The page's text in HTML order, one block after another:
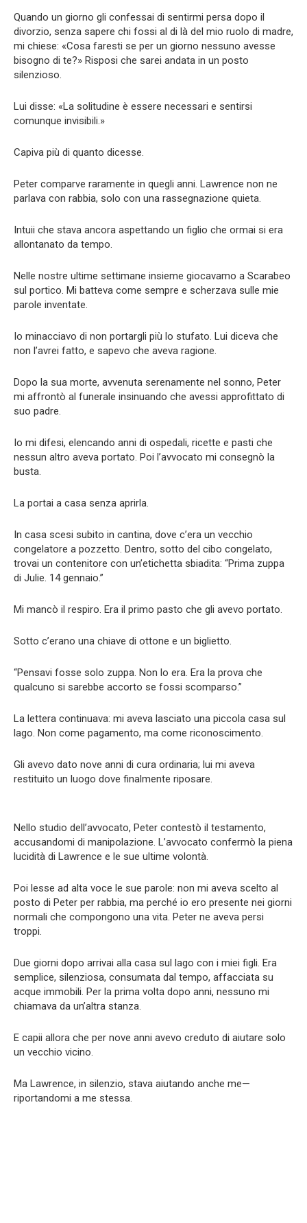
Quando un giorno gli confessai di sentirmi persa dopo il
divorzio, senza sapere chi fossi al di là del mio ruolo di madre,
mi chiese: «Cosa faresti se per un giorno nessuno avesse
bisogno di te?» Risposi che sarei andata in un posto
silenzioso.
Lui disse: «La solitudine è essere necessari e sentirsi
comunque invisibili.»
Capiva più di quanto dicesse.
Peter comparve raramente in quegli anni. Lawrence non ne
parlava con rabbia, solo con una rassegnazione quieta.
Intuii che stava ancora aspettando un figlio che ormai si era
allontanato da tempo.
Nelle nostre ultime settimane insieme giocavamo a Scarabeo
sul portico. Mi batteva come sempre e scherzava sulle mie
parole inventate.
Io minacciavo di non portargli più lo stufato. Lui diceva che
non l’avrei fatto, e sapevo che aveva ragione.
Dopo la sua morte, avvenuta serenamente nel sonno, Peter
mi affrontò al funerale insinuando che avessi approfittato di
suo padre.
Io mi difesi, elencando anni di ospedali, ricette e pasti che
nessun altro aveva portato. Poi l’avvocato mi consegnò la
busta.
La portai a casa senza aprirla.
In casa scesi subito in cantina, dove c’era un vecchio
congelatore a pozzetto. Dentro, sotto del cibo congelato,
trovai un contenitore con un’etichetta sbiadita: “Prima zuppa
di Julie. 14 gennaio.”
Mi mancò il respiro. Era il primo pasto che gli avevo portato.
Sotto c’erano una chiave di ottone e un biglietto.
“Pensavi fosse solo zuppa. Non lo era. Era la prova che
qualcuno si sarebbe accorto se fossi scomparso.”
La lettera continuava: mi aveva lasciato una piccola casa sul
lago. Non come pagamento, ma come riconoscimento.
Gli avevo dato nove anni di cura ordinaria; lui mi aveva
restituito un luogo dove finalmente riposare.
Nello studio dell’avvocato, Peter contestò il testamento,
accusandomi di manipolazione. L’avvocato confermò la piena
lucidità di Lawrence e le sue ultime volontà.
Poi lesse ad alta voce le sue parole: non mi aveva scelto al
posto di Peter per rabbia, ma perché io ero presente nei giorni
normali che compongono una vita. Peter ne aveva persi
troppi.
Due giorni dopo arrivai alla casa sul lago con i miei figli. Era
semplice, silenziosa, consumata dal tempo, affacciata su
acque immobili. Per la prima volta dopo anni, nessuno mi
chiamava da un’altra stanza.
E capii allora che per nove anni avevo creduto di aiutare solo
un vecchio vicino.
Ma Lawrence, in silenzio, stava aiutando anche me—
riportandomi a me stessa.